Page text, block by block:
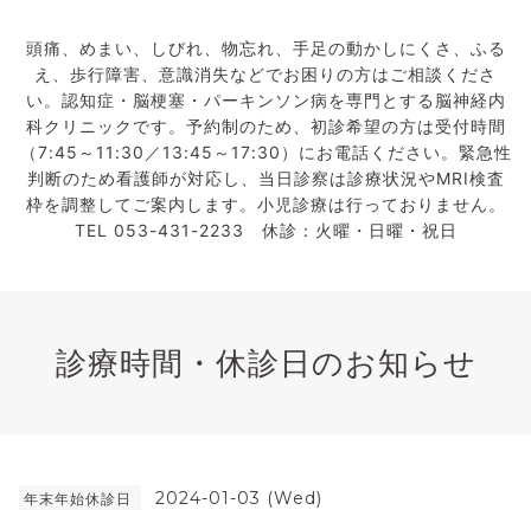
頭痛、めまい、しびれ、物忘れ、手足の動かしにくさ、ふる
え、歩行障害、意識消失などでお困りの方はご相談くださ
い。認知症・脳梗塞・パーキンソン病を専門とする脳神経内
科クリニックです。予約制のため、初診希望の方は受付時間
（7:45～11:30／13:45～17:30）にお電話ください。緊急性
判断のため看護師が対応し、当日診察は診療状況やMRI検査
枠を調整してご案内します。小児診療は行っておりません。
TEL 053-431-2233 休診：火曜・日曜・祝日
診療時間・休診日のお知らせ
年末年始休診日 2024-01-03 (Wed)